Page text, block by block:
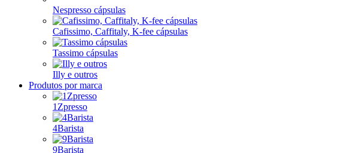
Nespresso cápsulas
Cafissimo, Caffitaly, K-fee cápsulas
Tassimo cápsulas
Illy e outros
Produtos por marca
1Zpresso
4Barista
9Barista